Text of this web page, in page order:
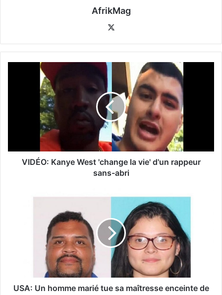
AfrikMag
VIDÉO: Kanye West 'change la vie' d'un rappeur
sans-abri
USA: Un homme marié tue sa maîtresse enceinte de